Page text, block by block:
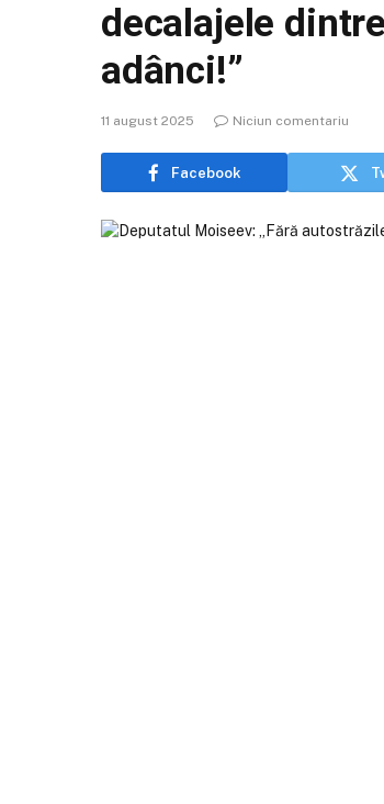
decalajele
adânci!”
11 august 2025 Niciun comentariu
Facebook